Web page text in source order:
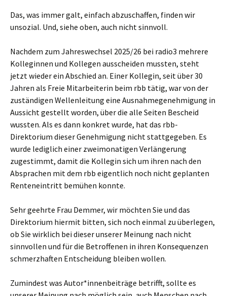
Das, was immer galt, einfach abzuschaffen, finden wir
unsozial. Und, siehe oben, auch nicht sinnvoll.
Nachdem zum Jahreswechsel 2025/26 bei radio3 mehrere
Kolleginnen und Kollegen ausscheiden mussten, steht
jetzt wieder ein Abschied an. Einer Kollegin, seit über 30
Jahren als Freie Mitarbeiterin beim rbb tätig, war von der
zuständigen Wellenleitung eine Ausnahmegenehmigung in
Aussicht gestellt worden, über die alle Seiten Bescheid
wussten. Als es dann konkret wurde, hat das rbb-
Direktorium dieser Genehmigung nicht stattgegeben. Es
wurde lediglich einer zweimonatigen Verlängerung
zugestimmt, damit die Kollegin sich um ihren nach den
Absprachen mit dem rbb eigentlich noch nicht geplanten
Renteneintritt bemühen konnte.
Sehr geehrte Frau Demmer, wir möchten Sie und das
Direktorium hiermit bitten, sich noch einmal zu überlegen,
ob Sie wirklich bei dieser unserer Meinung nach nicht
sinnvollen und für die Betroffenen in ihren Konsequenzen
schmerzhaften Entscheidung bleiben wollen.
Zumindest was Autor*innenbeiträge betrifft, sollte es